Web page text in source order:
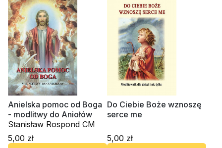
Anielska pomoc od Boga
- modlitwy do Aniołów
Stanisław Rospond CM
5,00 zł
Do Ciebie Boże wznoszę
serce me
5,00 zł